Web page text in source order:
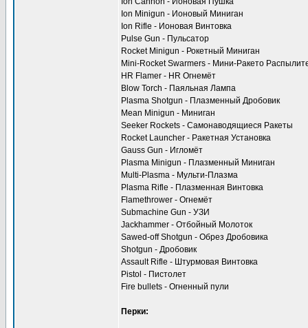
Ion Minigun - Ионовый Миниган
Ion Rifle - Ионовая Винтовка
Pulse Gun - Пульсатор
Rocket Minigun - Рокетный Миниган
Mini-Rocket Swarmers - Мини-Ракето
HR Flamer - HR Огнемёт
Blow Torch - Паяльная Лампа
Plasma Shotgun - Плазменный Дробовик
Mean Minigun - Миниган
Seeker Rockets - Самонаводящиеся Ракеты
Rocket Launcher - Ракетная Установка
Gauss Gun - Игломёт
Plasma Minigun - Плазменный Миниган
Multi-Plasma - Мульти-Плазма
Plasma Rifle - Плазменная Винтовка
Flamethrower - Огнемёт
Submachine Gun - УЗИ
Jackhammer - Отбойный Молоток
Sawed-off Shotgun - Обрез Дробовика
Shotgun - Дробовик
Assault Rifle - Штурмовая Винтовка
Pistol - Пистолет
Fire bullets - Огненный пули
Перки: